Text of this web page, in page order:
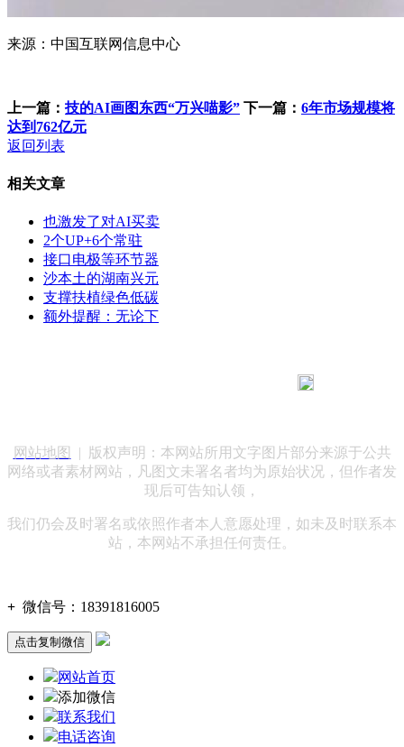
来源：中国互联网信息中心
上一篇： 技的AI画图东西“万兴喵影” 下一篇： 6年市场规模将
达到762亿元
返回列表
相关文章
也激发了对AI买卖
2个UP+6个常驻
接口电极等环节器
沙本土的湖南兴元
支撑扶植绿色低碳
额外提醒：无论下
网站地图
| 版权声明：本网站所用文字图片部分来源于公共
网络或者素材网站，凡图文未署名者均为原始状况，但作者发
现后可告知认领，
我们仍会及时署名或依照作者本人意愿处理，如未及时联系本
站，本网站不承担任何责任。
+ 微信号： 18391816005
点击复制微信
网站首页
添加微信
联系我们
电话咨询